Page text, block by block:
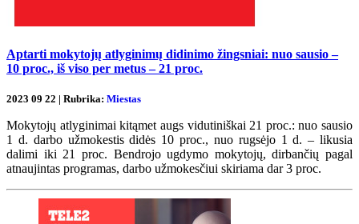
Aptarti mokytojų atlyginimų didinimo žingsniai: nuo sausio –
10 proc., iš viso per metus – 21 proc.
2023 09 22 | Rubrika: Miestas
Mokytojų atlyginimai kitąmet augs vidutiniškai 21 proc.: nuo sausio
1 d. darbo užmokestis didės 10 proc., nuo rugsėjo 1 d. – likusia
dalimi iki 21 proc. Bendrojo ugdymo mokytojų, dirbančių pagal
atnaujintas programas, darbo užmokesčiui skiriama dar 3 proc.